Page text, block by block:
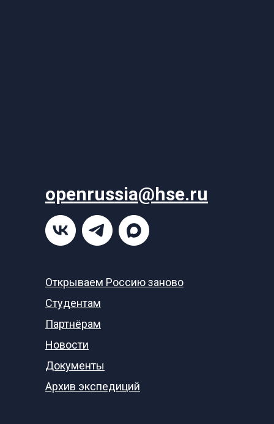
Открываем Россию заново
Студентам
Партнёрам
Новости
Документы
Архив экспедиций
openrussia@hse.ru